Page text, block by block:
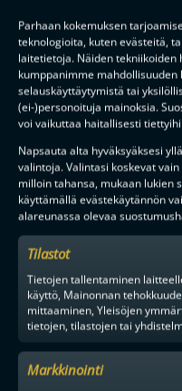
Parhaan kokemuksen
teknologioita, kuten evästeitä,
laitetietoja. Näiden tekniikoiden
kumppanimme
selauskäyttäytymistä tai
(ei-)personoituja mainoksia.
voi vaikuttaa haitallisesti
Napsauta alta hyväksyäksesi
valintoja. Valintasi koskevat
milloin tahansa, mukaan lukien
käyttämällä evästekäytännön
alareunassa olevaa
Tilastot
Tietojen tallentaminen
käyttö, Mainonnan
mittaaminen, Yleisöjen
tietojen, tilastojen tai
Markkinointi
Tilaa uutiskirje
Saat kirjeen noin kerran
ratkaisuhetkiin asti.
TILAA